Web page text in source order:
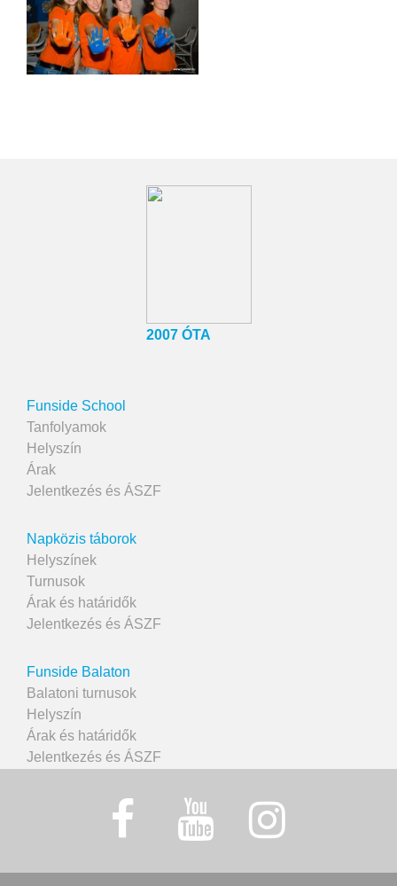
2007 ÓTA
Funside School
Tanfolyamok
Helyszín
Árak
Jelentkezés és ÁSZF
Napközis táborok
Helyszínek
Turnusok
Árak és határidők
Jelentkezés és ÁSZF
Funside Balaton
Balatoni turnusok
Helyszín
Árak és határidők
Jelentkezés és ÁSZF